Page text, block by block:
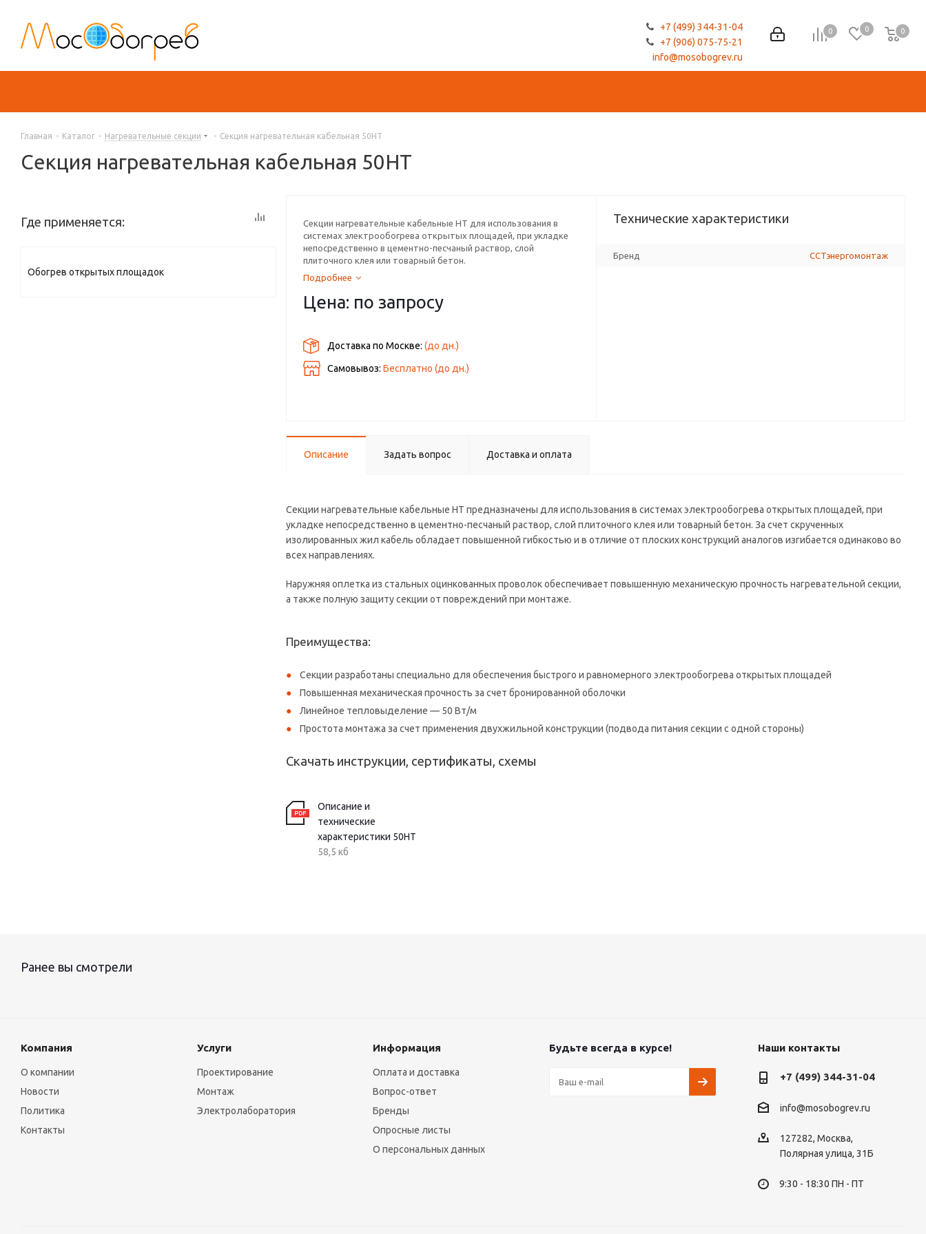
0 0 0
0
+7 (499) 344-31-04
+7 (906) 075-75-21
info@mosobogrev.ru
Главная - Каталог - Нагревательные секции - Секция нагревательная кабельная 50НТ
Секция нагревательная кабельная 50НТ
Секции нагревательные кабельные НТ для использования в
системах электрообогрева открытых площадей, при укладке
непосредственно в цементно-песчаный раствор, слой
плиточного клея или товарный бетон.
Подробнее
Цена: по запросу
Доставка по Москве:(до дн.)
Самовывоз:Бесплатно (до дн.)
Технические характеристики
Бренд ССТэнергомонтаж
Описание Задать вопрос Доставка и оплата
Секции нагревательные кабельные НТ предназначены для использования в системах электрообогрева открытых площадей, при
укладке непосредственно в цементно-песчаный раствор, слой плиточного клея или товарный бетон. За счет скрученных
изолированных жил кабель обладает повышенной гибкостью и в отличие от плоских конструкций аналогов изгибается одинаково во
всех направлениях.
Наружняя оплетка из стальных оцинкованных проволок обеспечивает повышенную механическую прочность нагревательной секции,
а также полную защиту секции от повреждений при монтаже.
Преимущества:
Секции разработаны специально для обеспечения быстрого и равномерного электрообогрева открытых площадей
Повышенная механическая прочность за счет бронированной оболочки
Линейное тепловыделение — 50 Вт/м
Простота монтажа за счет применения двухжильной конструкции (подвода питания секции с одной стороны)
Скачать инструкции, сертификаты, схемы
Описание и
технические
характеристики 50НТ
58,5 кб
Где применяется:
Обогрев открытых площадок
Ранее вы смотрели
Компания
О компании
Новости
Политика
Контакты
Услуги
Проектирование
Монтаж
Электролаборатория
Информация
Оплата и доставка
Вопрос-ответ
Бренды
Опросные листы
О персональных данных
Будьте всегда в курсе! Наши контакты
+7 (499) 344-31-04
info@mosobogrev.ru
127282, Москва,
Полярная улица, 31Б
9:30 - 18:30 ПН - ПТ